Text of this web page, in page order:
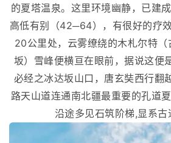
的夏塔温泉。这里环境幽静，已建
高低有别（42─64），有很好的疗
20公里处，云雾缭绕的木札尔特
坂）雪峰便横亘在眼前，据说这便
必经之冰达坂山口，唐玄奘西行翻
路天山道连通南北疆最重要的孔道
沿途多见石筑阶梯,显系古